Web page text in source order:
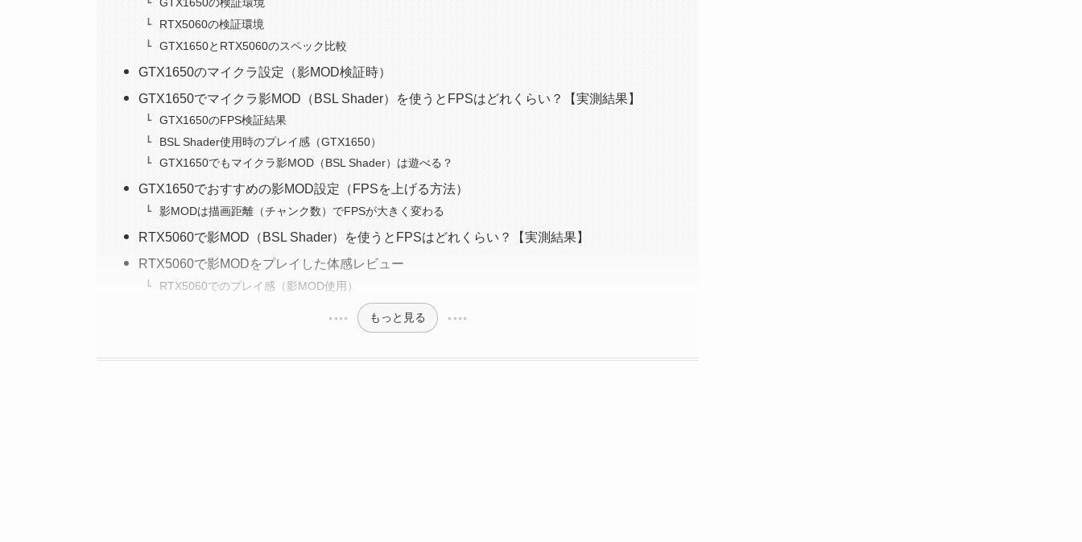
GTX1650の検証環境
RTX5060の検証環境
GTX1650とRTX5060のスペック比較
GTX1650のマイクラ設定（影MOD検証時）
GTX1650でマイクラ影MOD（BSL Shader）を使うとFPSはどれくらい？【実測結果】
GTX1650のFPS検証結果
BSL Shader使用時のプレイ感（GTX1650）
GTX1650でもマイクラ影MOD（BSL Shader）は遊べる？
GTX1650でおすすめの影MOD設定（FPSを上げる方法）
影MODは描画距離（チャンク数）でFPSが大きく変わる
RTX5060で影MOD（BSL Shader）を使うとFPSはどれくらい？【実測結果】
RTX5060で影MODをプレイした体感レビュー
RTX5060でのプレイ感（影MOD使用）
もっと見る